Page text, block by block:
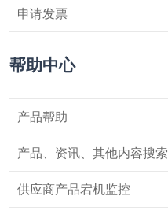
申请发票
帮助中心
产品帮助
产品、资讯、其他内容搜索
供应商产品宕机监控